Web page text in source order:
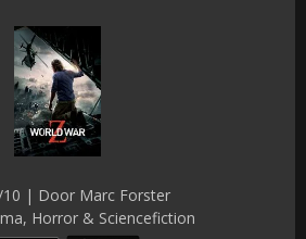
10 | Door Marc Forster
Horror & Sciencefiction